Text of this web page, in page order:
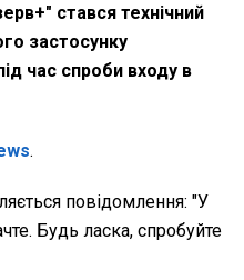
стався технічний
застосунку
час спроби входу в
.
повідомлення: "У
Будь ласка, спробуйте